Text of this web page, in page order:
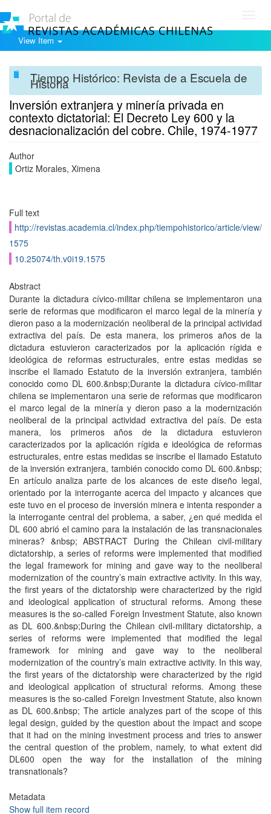
View Item
Tiempo Histórico: Revista de a Escuela de
Historia
Inversión extranjera y minería privada en
contexto dictatorial: El Decreto Ley 600 y la
desnacionalización del cobre. Chile, 1974-1977
Author
Ortiz Morales, Ximena
Full text
http://revistas.academia.cl/index.php/tiempohistorico/article/view/
1575
10.25074/th.v0i19.1575
Abstract
Durante la dictadura cívico-militar chilena se implementaron una
serie de reformas que modificaron el marco legal de la minería y
dieron paso a la modernización neoliberal de la principal actividad
extractiva del país. De esta manera, los primeros años de la
dictadura estuvieron caracterizados por la aplicación rígida e
ideológica de reformas estructurales, entre estas medidas se
inscribe el llamado Estatuto de la inversión extranjera, también
conocido como DL 600.&nbsp;Durante la dictadura cívico-militar
chilena se implementaron una serie de reformas que modificaron
el marco legal de la minería y dieron paso a la modernización
neoliberal de la principal actividad extractiva del país. De esta
manera, los primeros años de la dictadura estuvieron
caracterizados por la aplicación rígida e ideológica de reformas
estructurales, entre estas medidas se inscribe el llamado Estatuto
de la inversión extranjera, también conocido como DL 600.&nbsp;
En artículo analiza parte de los alcances de este diseño legal,
orientado por la interrogante acerca del impacto y alcances que
este tuvo en el proceso de inversión minera e intenta responder a
la interrogante central del problema, a saber, ¿en qué medida el
DL 600 abrió el camino para la instalación de las transnacionales
mineras? &nbsp; ABSTRACT During the Chilean civil-military
dictatorship, a series of reforms were implemented that modified
the legal framework for mining and gave way to the neoliberal
modernization of the country’s main extractive activity. In this way,
the first years of the dictatorship were characterized by the rigid
and ideological application of structural reforms. Among these
measures is the so-called Foreign Investment Statute, also known
as DL 600.&nbsp;During the Chilean civil-military dictatorship, a
series of reforms were implemented that modified the legal
framework for mining and gave way to the neoliberal
modernization of the country’s main extractive activity. In this way,
the first years of the dictatorship were characterized by the rigid
and ideological application of structural reforms. Among these
measures is the so-called Foreign Investment Statute, also known
as DL 600.&nbsp; The article analyzes part of the scope of this
legal design, guided by the question about the impact and scope
that it had on the mining investment process and tries to answer
the central question of the problem, namely, to what extent did
DL600 open the way for the installation of the mining
transnationals?
Metadata
Show full item record